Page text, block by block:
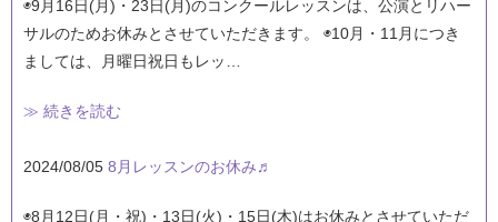
◉9月16日(月)・23日(月)のコンクールレッスンは、公演とリハー
サルのためお休みとさせていただきます。 ◉10月・11月につき
ましては、月曜日祝日もレッ…
≫ 続きを読む
2024/08/05 8月レッスンのお休み♬
◉8月12日(月・祝)・13日(火)・15日(木)はお休みとさせていただ